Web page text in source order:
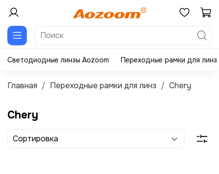
Светодиодные линзы Aozoom Переходные рамки для линз
Главная Переходные рамки для линз Chery
Chery